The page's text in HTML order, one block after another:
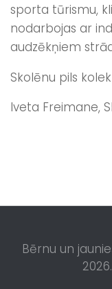
sporta tūrismu,
nodarbojas ar
audzēkņiem
Skolēnu pils
Iveta Freimane,
Bērnu un